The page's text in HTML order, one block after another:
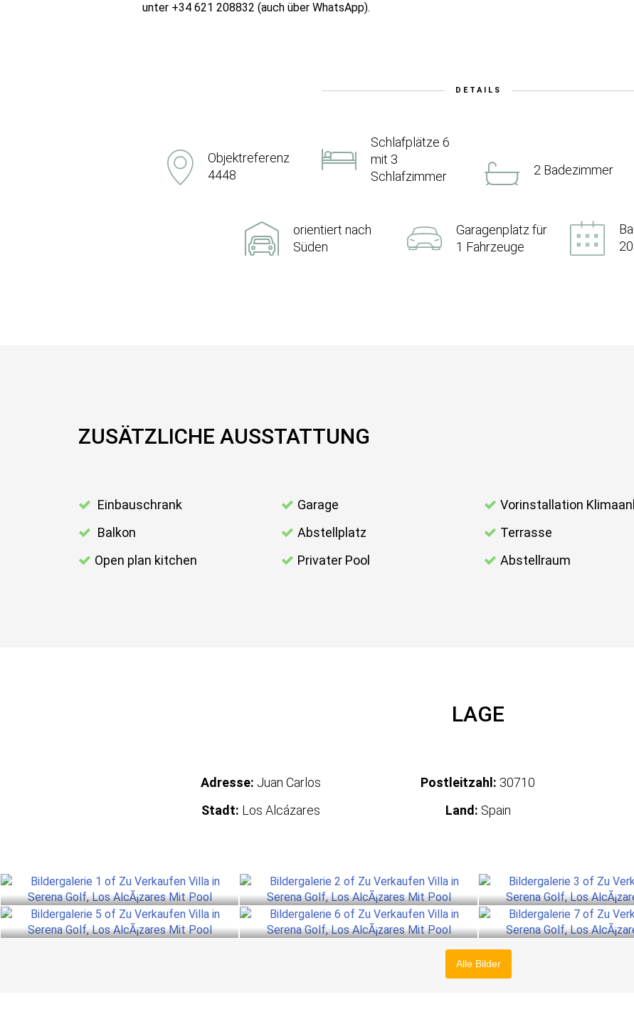
unter +34 621 208832 (auch über WhatsApp).
DETAILS
Objektreferenz
4448
Schlafplätze 6
mit 3
Schlafzimmer
2 Badezimmer
orientiert nach
Süden
Garagenplatz für
1 Fahrzeuge
ZUSÄTZLICHE AUSSTATTUNG
Einbauschrank
Balkon
Open plan kitchen
Garage
Abstellplatz
Privater Pool
Vorinstallation
Terrasse
Abstellraum
LAGE
Adresse: Juan Carlos
Stadt: Los Alcázares
Postleitzahl: 30710
Land: Spain
Alle Bilder